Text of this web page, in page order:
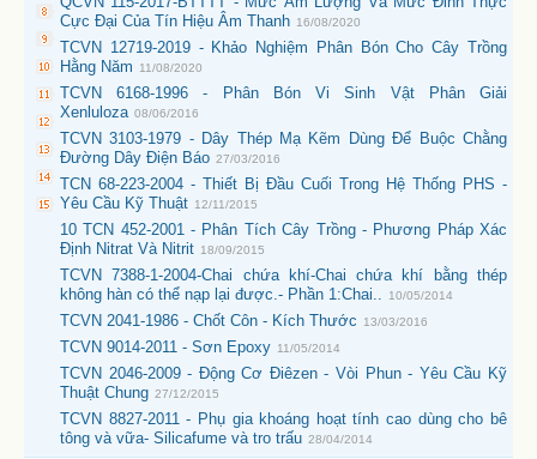
Cực Đại Của Tín Hiệu Âm Thanh 16/08/2020
TCVN 12719-2019 - Khảo Nghiệm Phân Bón Cho Cây Trồng
Hằng Năm
11/08/2020
TCVN 6168-1996 - Phân Bón Vi Sinh Vật Phân Giải
Xenluloza 08/06/2016
TCVN 3103-1979 - Dây Thép Mạ Kẽm Dùng Để Buộc Chằng
Đường Dây Điện Báo 27/03/2016
TCN 68-223-2004 - Thiết Bị Đầu Cuối Trong Hệ Thống PHS -
Yêu Cầu Kỹ Thuật 12/11/2015
10 TCN 452-2001 - Phân Tích Cây Trồng - Phương Pháp Xác
Định Nitrat Và Nitrit 18/09/2015
TCVN 7388-1-2004-Chai chứa khí-Chai chứa khí bằng thép
không hàn có thể nạp lại được.- Phần 1:Chai..
10/05/2014
TCVN 2041-1986 - Chốt Côn - Kích Thước 13/03/2016
TCVN 9014-2011 - Sơn Epoxy 11/05/2014
TCVN 2046-2009 - Động Cơ Điêzen - Vòi Phun - Yêu Cầu Kỹ
Thuật Chung 27/12/2015
TCVN 8827-2011 - Phụ gia khoáng hoạt tính cao dùng cho bê
tông và vữa- Silicafume và tro trấu 28/04/2014